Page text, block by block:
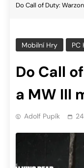
Do Call of Duty:
Mobilní Hry PC
Do Call
a MW III
Adolf Pupík